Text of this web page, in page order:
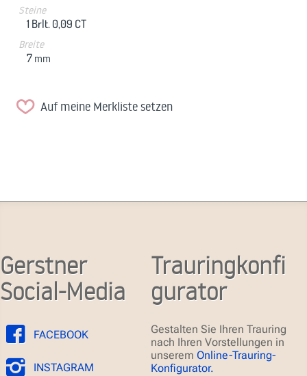
Steine
1 Brlt. 0,09 CT
Breite
7 mm
Auf meine Merkliste setzen
Gerstner
Social-Media
FACEBOOK
INSTAGRAM
Trauringkonfi
gurator
Gestalten Sie Ihren Trauring
nach Ihren Vorstellungen in
unserem Online-Trauring-
Konfigurator.